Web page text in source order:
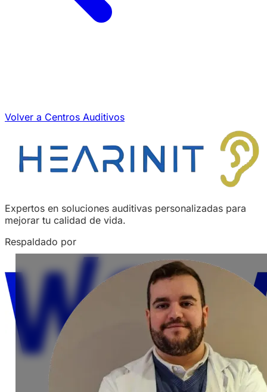
Volver a Centros Auditivos
Expertos en soluciones auditivas personalizadas para
mejorar tu calidad de vida.
Respaldado por